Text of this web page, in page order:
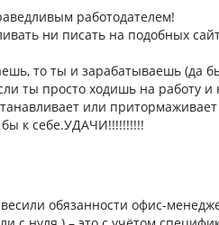
работодателем!
ни писать на подобных
то ты и зарабатываешь (да
ты просто ходишь на работу
или
к себе.УДАЧИ!!!!!!!!!!
обязанности офис-